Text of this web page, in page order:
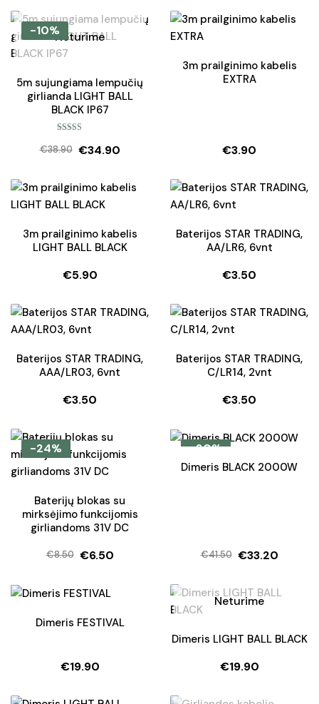
-10%Neturime
5m sujungiama lempučių
girlianda LIGHT BALL
BLACK IP67
5.00iš 5
€38.90
Original
was:
€38.90.
€34.90
Current
is:
€34.90.
3m prailginimo kabelis
EXTRA
€3.90
3m prailginimo kabelis
LIGHT BALL BLACK
€5.90
Baterijos STAR TRADING,
AA/LR6, 6vnt
€3.50
Baterijos STAR TRADING,
AAA/LR03, 6vnt
€3.50
Baterijos STAR TRADING,
C/LR14, 2vnt
€3.50
-24%
Baterijų blokas su
mirksėjimo funkcijomis
girliandoms 31V DC
€8.50
Original
was:
€8.50.
€6.50
Current
is:
€6.50.
-20%
Dimeris BLACK 2000W
€41.50
Original
was:
€33.20
Current
is:
Dimeris FESTIVAL
€19.90
Neturime
Dimeris LIGHT BALL BLACK
€19.90